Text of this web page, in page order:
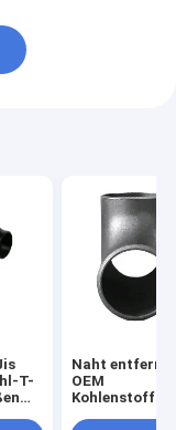
T-
Naht
OEM